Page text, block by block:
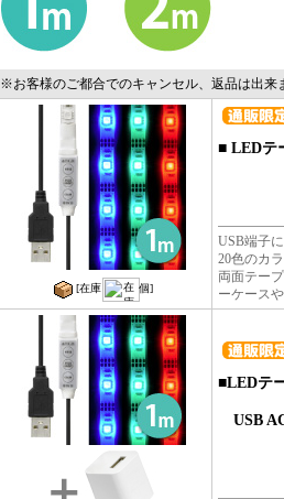
※お客様のご都合でのキャンセル、返品は出来
[在庫 個]
■ LEDテ
USB端子
20色のカ
両面テー
ーケース
■LEDテ
USB